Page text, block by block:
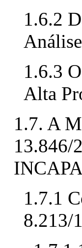
1.6.2
1.6.3
Alta
1.7. A
13.846/
1.7.1
8.213/